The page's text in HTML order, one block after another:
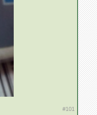
#101